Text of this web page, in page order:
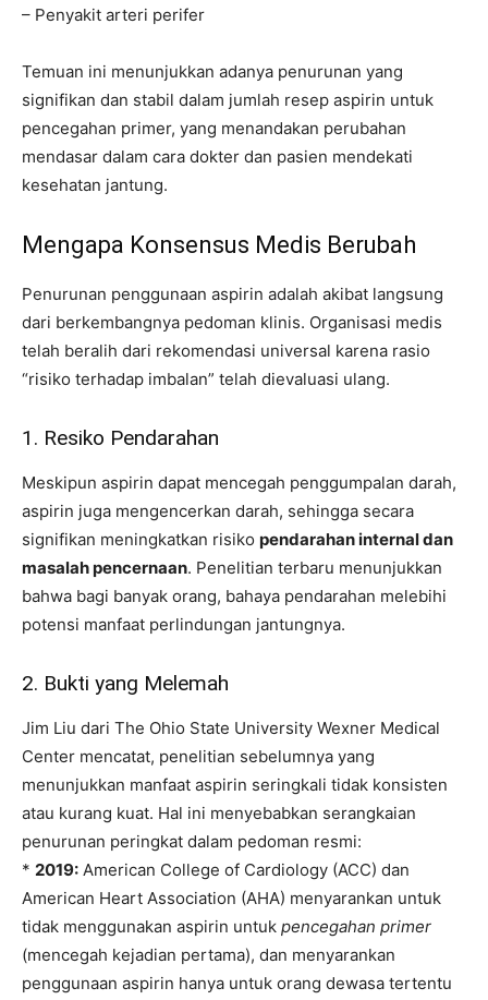
– Penyakit arteri perifer
Temuan ini menunjukkan adanya penurunan yang
signifikan dan stabil dalam jumlah resep aspirin untuk
pencegahan primer, yang menandakan perubahan
mendasar dalam cara dokter dan pasien mendekati
kesehatan jantung.
Mengapa Konsensus Medis Berubah
Penurunan penggunaan aspirin adalah akibat langsung
dari berkembangnya pedoman klinis. Organisasi medis
telah beralih dari rekomendasi universal karena rasio
“risiko terhadap imbalan” telah dievaluasi ulang.
1. Resiko Pendarahan
Meskipun aspirin dapat mencegah penggumpalan darah,
aspirin juga mengencerkan darah, sehingga secara
signifikan meningkatkan risiko pendarahan internal dan
masalah pencernaan. Penelitian terbaru menunjukkan
bahwa bagi banyak orang, bahaya pendarahan melebihi
potensi manfaat perlindungan jantungnya.
2. Bukti yang Melemah
Jim Liu dari The Ohio State University Wexner Medical
Center mencatat, penelitian sebelumnya yang
menunjukkan manfaat aspirin seringkali tidak konsisten
atau kurang kuat. Hal ini menyebabkan serangkaian
penurunan peringkat dalam pedoman resmi:
* 2019: American College of Cardiology (ACC) dan
American Heart Association (AHA) menyarankan untuk
tidak menggunakan aspirin untuk pencegahan primer
(mencegah kejadian pertama), dan menyarankan
penggunaan aspirin hanya untuk orang dewasa tertentu